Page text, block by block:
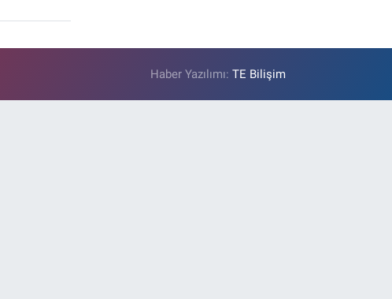
Haber Yazılımı:TE Bilişim